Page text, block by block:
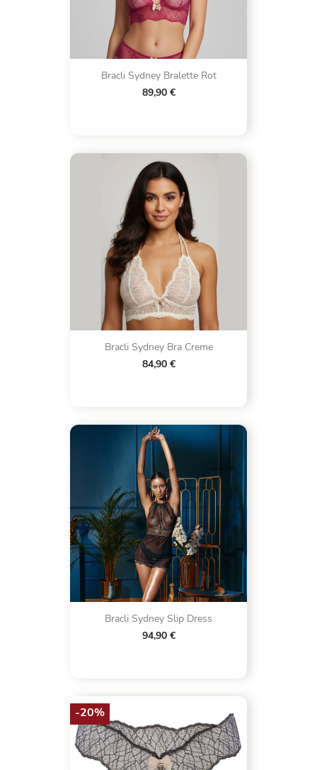
Bracli Sydney Bralette Rot
89,90 €
Bracli Sydney Bra Creme
84,90 €
Bracli Sydney Slip Dress
94,90 €
-20%